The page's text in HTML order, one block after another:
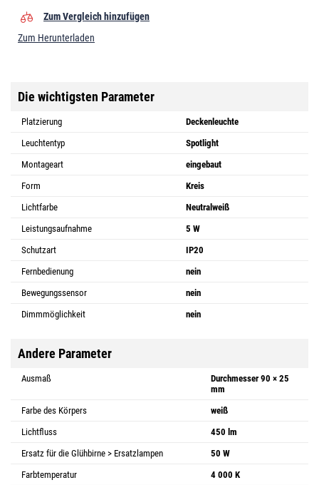
Zum Vergleich hinzufügen
Zum Herunterladen
Die wichtigsten Parameter
Platzierung
Deckenleuchte
Leuchtentyp
Spotlight
Montageart
eingebaut
Form
Kreis
Lichtfarbe
Neutralweiß
Leistungsaufnahme
5 W
Schutzart
IP20
Fernbedienung
nein
Bewegungssensor
nein
Dimmmöglichkeit
nein
Andere Parameter
Ausmaß
Durchmesser 90 × 25
mm
Farbe des Körpers
weiß
Lichtfluss
450 lm
Ersatz für die Glühbirne > Ersatzlampen
50 W
Farbtemperatur
4 000 K